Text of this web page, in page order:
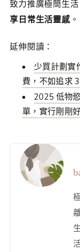
致力推廣極簡生
享日常生活靈感。
延伸閱讀：
少買計劃實
費，不如追求
2025 低物
單 ，實行剛剛